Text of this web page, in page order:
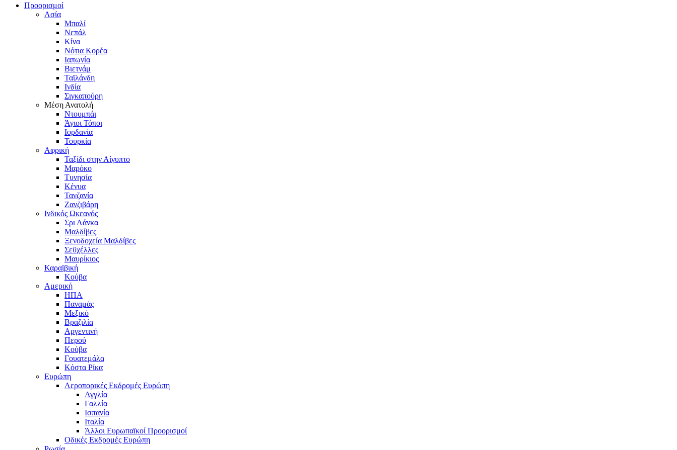
Προορισμοί
Ασία
Μπαλί
Νεπάλ
Κίνα
Νότια Κορέα
Ιαπωνία
Βιετνάμ
Ταϊλάνδη
Ινδία
Σιγκαπούρη
Μέση Ανατολή
Ντουμπάι
Άγιοι Τόποι
Ιορδανία
Τουρκία
Αφρική
Ταξίδι στην Αίγυπτο
Μαρόκο
Τυνησία
Κένυα
Τανζανία
Ζανζιβάρη
Ινδικός Ωκεανός
Σρι Λάνκα
Μαλδίβες
Ξενοδοχεία Μαλδίβες
Σεϋχέλλες
Μαυρίκιος
Καραϊβική
Κούβα
Αμερική
ΗΠΑ
Παναμάς
Μεξικό
Βραζιλία
Αργεντινή
Περού
Κούβα
Γουατεμάλα
Κόστα Ρίκα
Ευρώπη
Αεροπορικές Εκδρομές Ευρώπη
Αγγλία
Γαλλία
Ισπανία
Ιταλία
Άλλοι Ευρωπαϊκοί Προορισμοί
Οδικές Εκδρομές Ευρώπη